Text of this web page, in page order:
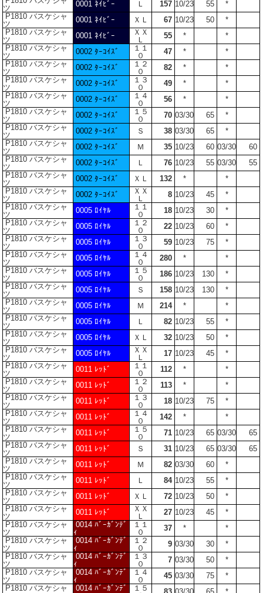
ツ
0001 ﾈｲﾋﾞｰ Ｌ 157 10/23 55
*
P1810 バスケシャ
ツ
0001 ﾈｲﾋﾞｰ ＸＬ 67 10/23 50
*
P1810 バスケシャ
ツ
0001 ﾈｲﾋﾞｰ
ＸＸ
Ｌ
55 *
*
P1810 バスケシャ
ツ
0002 ﾀｰｺｲｽﾞ
１１
０
47 *
*
P1810 バスケシャ
ツ
0002 ﾀｰｺｲｽﾞ
１２
０
82 *
*
P1810 バスケシャ
ツ
0002 ﾀｰｺｲｽﾞ
１３
０
49 *
*
P1810 バスケシャ
ツ
0002 ﾀｰｺｲｽﾞ
１４
０
56 *
*
P1810 バスケシャ
ツ
0002 ﾀｰｺｲｽﾞ
１５
０
70 03/30 65
*
P1810 バスケシャ
ツ
0002 ﾀｰｺｲｽﾞ Ｓ 38 03/30 65
*
P1810 バスケシャ
ツ
0002 ﾀｰｺｲｽﾞ Ｍ 35 10/23 60 03/30
60
P1810 バスケシャ
ツ
0002 ﾀｰｺｲｽﾞ Ｌ 76 10/23 55 03/30
55
P1810 バスケシャ
ツ
0002 ﾀｰｺｲｽﾞ ＸＬ 132 *
*
P1810 バスケシャ
ツ
0002 ﾀｰｺｲｽﾞ
ＸＸ
Ｌ
8 10/23 45
*
P1810 バスケシャ
ツ
0005 ﾛｲﾔﾙ
１１
０
18 10/23 30
*
P1810 バスケシャ
ツ
0005 ﾛｲﾔﾙ
１２
０
22 10/23 60
*
P1810 バスケシャ
ツ
0005 ﾛｲﾔﾙ
１３
０
59 10/23 75
*
P1810 バスケシャ
ツ
0005 ﾛｲﾔﾙ
１４
０
280 *
*
P1810 バスケシャ
ツ
0005 ﾛｲﾔﾙ
１５
０
186 10/23 130
*
P1810 バスケシャ
ツ
0005 ﾛｲﾔﾙ Ｓ 158 10/23 130
*
P1810 バスケシャ
ツ
0005 ﾛｲﾔﾙ Ｍ 214 *
*
P1810 バスケシャ
ツ
0005 ﾛｲﾔﾙ Ｌ 82 10/23 55
*
P1810 バスケシャ
ツ
0005 ﾛｲﾔﾙ ＸＬ 32 10/23 50
*
P1810 バスケシャ
ツ
0005 ﾛｲﾔﾙ
ＸＸ
Ｌ
17 10/23 45
*
P1810 バスケシャ
ツ
0011 ﾚｯﾄﾞ
１１
０
112 *
*
P1810 バスケシャ
ツ
0011 ﾚｯﾄﾞ
１２
０
113 *
*
P1810 バスケシャ
ツ
0011 ﾚｯﾄﾞ
１３
０
18 10/23 75
*
P1810 バスケシャ
ツ
0011 ﾚｯﾄﾞ
１４
０
142 *
*
P1810 バスケシャ
ツ
0011 ﾚｯﾄﾞ
１５
０
71 10/23 65 03/30
65
P1810 バスケシャ
ツ
0011 ﾚｯﾄﾞ Ｓ 31 10/23 65 03/30
65
P1810 バスケシャ
ツ
0011 ﾚｯﾄﾞ Ｍ 82 03/30 60
*
P1810 バスケシャ
ツ
0011 ﾚｯﾄﾞ Ｌ 84 10/23 55
*
P1810 バスケシャ
ツ
0011 ﾚｯﾄﾞ ＸＬ 72 10/23 50
*
P1810 バスケシャ
ツ
0011 ﾚｯﾄﾞ
ＸＸ
Ｌ
27 10/23 45
*
P1810 バスケシャ
ツ
0014 ﾊﾞｰｶﾞﾝﾃﾞ
ｨ
１１
０
37 *
*
P1810 バスケシャ
ツ
0014 ﾊﾞｰｶﾞﾝﾃﾞ
ｨ
１２
０
9 03/30 30
*
P1810 バスケシャ
ツ
0014 ﾊﾞｰｶﾞﾝﾃﾞ
ｨ
１３
０
7 03/30 50
*
P1810 バスケシャ
ツ
0014 ﾊﾞｰｶﾞﾝﾃﾞ
ｨ
１４
０
45 03/30 75
*
P1810 バスケシャ
0014 ﾊﾞｰｶﾞﾝﾃﾞ
１５